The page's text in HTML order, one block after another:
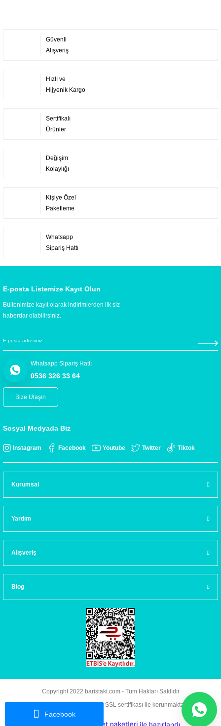
Facebook
Güvenli
Alışveriş
Hızlı ve
Hijyenik Kargo
Sertifikalı
Ürünler
Değişim
Kolaylığı
Kişiye Özel
Paketleme
Whatsapp
Sipariş Hattı
E-posta Listemize Kayıt Olun
Bültenimize kayıt olarak indirimlerden ilk siz
haberdar olabilirsiniz.
Whatsapp Sipariş Hattı
0536 326 33 64
Bize Ulaşın
Sosyal Medyada Biz
Instagram Facebook Youtube Twitter Tiktok
Kurumsal
Yardım
Alışveriş
Blog
Copyright 2022 baristaki.com - Tüm Hakları Saklıdır
Kredi kartı bilgileriniz 256bit SSL sertifikası ile korunmaktadır.
e- ile